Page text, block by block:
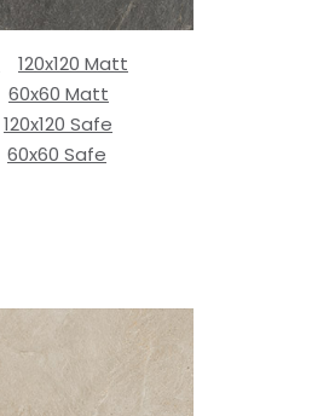
120x120 Matt
60x60 Matt
120x120 Safe
60x60 Safe